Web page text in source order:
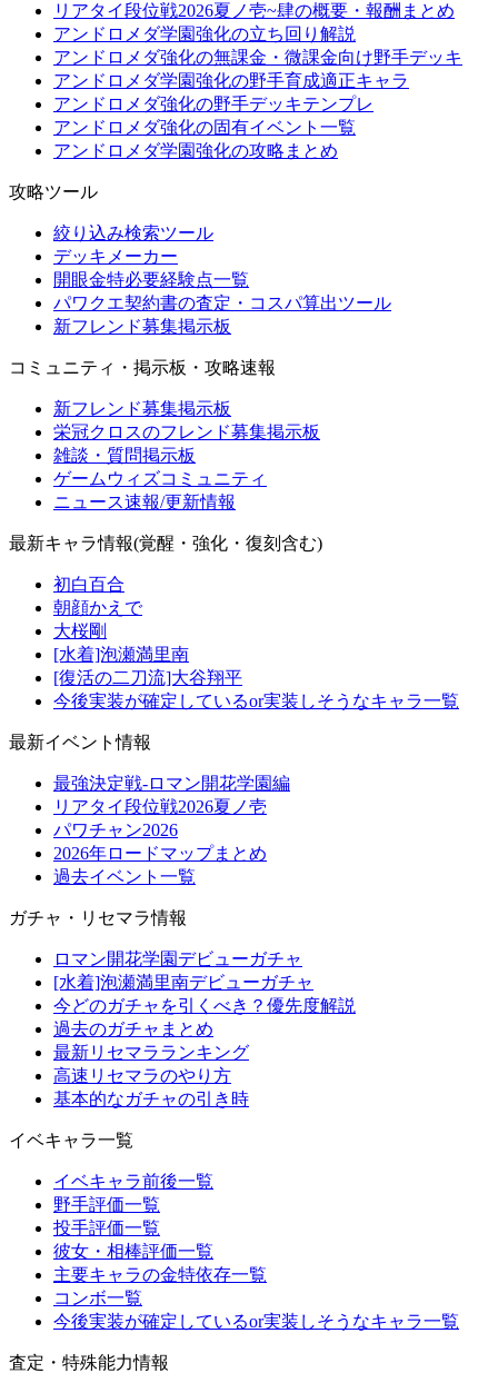
リアタイ段位戦2026夏ノ壱~肆の概要・報酬まとめ
アンドロメダ学園強化の立ち回り解説
アンドロメダ強化の無課金・微課金向け野手デッキ
アンドロメダ学園強化の野手育成適正キャラ
アンドロメダ強化の野手デッキテンプレ
アンドロメダ強化の固有イベント一覧
アンドロメダ学園強化の攻略まとめ
攻略ツール
絞り込み検索ツール
デッキメーカー
開眼金特必要経験点一覧
パワクエ契約書の査定・コスパ算出ツール
新フレンド募集掲示板
コミュニティ・掲示板・攻略速報
新フレンド募集掲示板
栄冠クロスのフレンド募集掲示板
雑談・質問掲示板
ゲームウィズコミュニティ
ニュース速報/更新情報
最新キャラ情報(覚醒・強化・復刻含む)
初白百合
朝顔かえで
大桜剛
[水着]泡瀬満里南
[復活の二刀流]大谷翔平
今後実装が確定しているor実装しそうなキャラ一覧
最新イベント情報
最強決定戦-ロマン開花学園編
リアタイ段位戦2026夏ノ壱
パワチャン2026
2026年ロードマップまとめ
過去イベント一覧
ガチャ・リセマラ情報
ロマン開花学園デビューガチャ
[水着]泡瀬満里南デビューガチャ
今どのガチャを引くべき？優先度解説
過去のガチャまとめ
最新リセマラランキング
高速リセマラのやり方
基本的なガチャの引き時
イベキャラ一覧
イベキャラ前後一覧
野手評価一覧
投手評価一覧
彼女・相棒評価一覧
主要キャラの金特依存一覧
コンボ一覧
今後実装が確定しているor実装しそうなキャラ一覧
査定・特殊能力情報